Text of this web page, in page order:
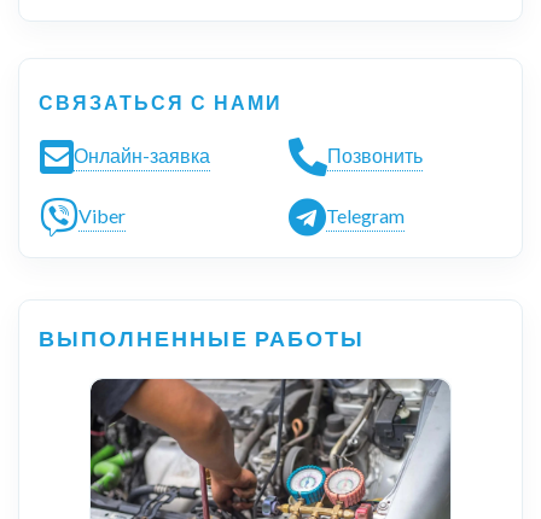
СВЯЗАТЬСЯ С НАМИ
Онлайн-заявка Позвонить
Viber Telegram
ВЫПОЛНЕННЫЕ РАБОТЫ